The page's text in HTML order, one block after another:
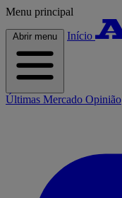
Menu principal
Abrir menu Início
Últimas Mercado Opinião